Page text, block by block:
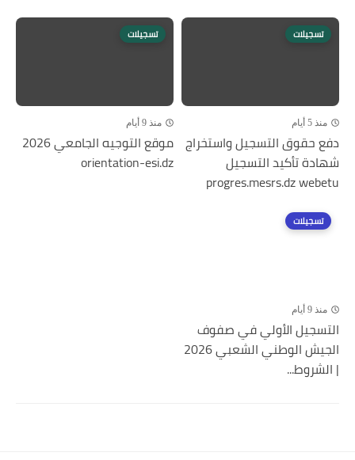
تسجيلات
منذ 5 أيام
دفع حقوق التسجيل واستخراج
شهادة تأكيد التسجيل
progres.mesrs.dz webetu
تسجيلات
منذ 9 أيام
موقع التوجيه الجامعي 2026
orientation-esi.dz
تسجيلات
منذ 9 أيام
التسجيل الأولي في صفوف
الجيش الوطني الشعبي 2026
| الشروط...